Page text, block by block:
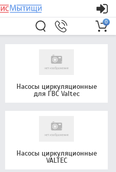
0
Насосы циркуляционные
для ГВС Valtec
Насосы циркуляционные
VALTEC